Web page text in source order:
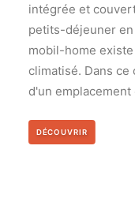
intégrée et
petits-déjeuner en
mobil-home
climatisé. Dans
d'un
DÉCOUVRIR